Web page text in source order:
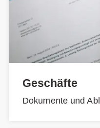
Geschäfte
Dokumente und